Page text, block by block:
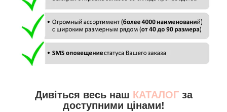
Дивіться весь наш КАТАЛОГза
доступними цінами!